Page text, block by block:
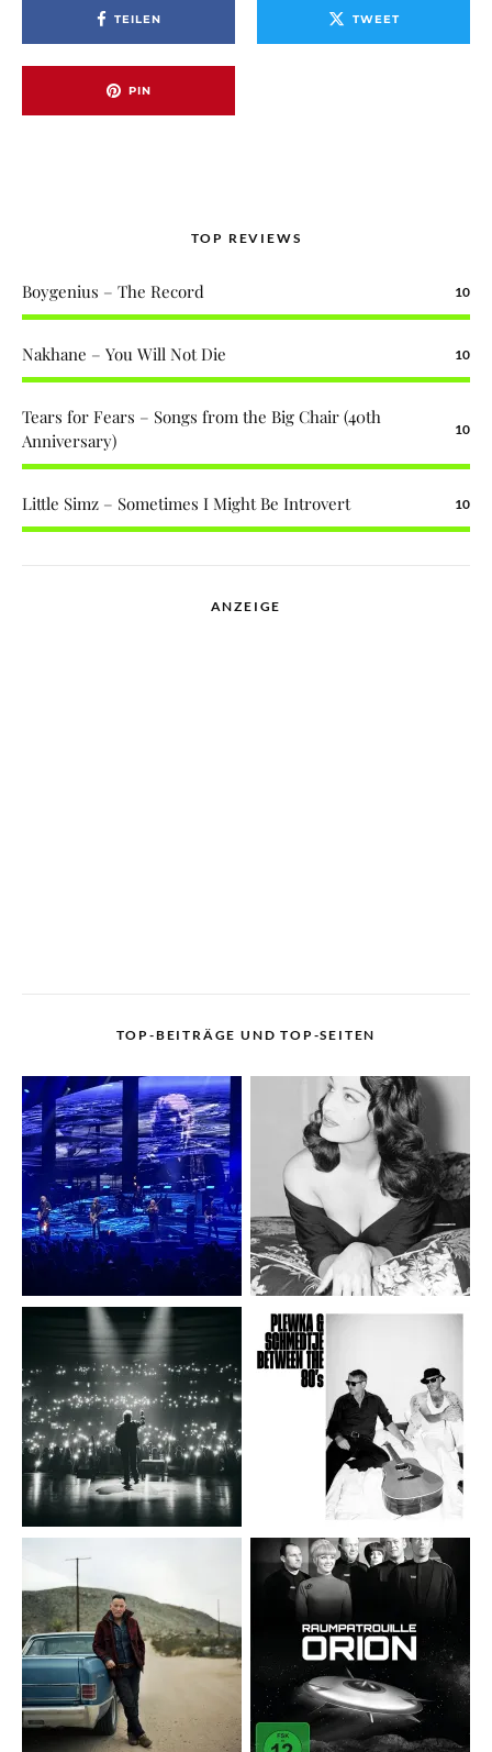
TEILEN TWEET
PIN
TOP REVIEWS
Boygenius – The Record 10
Nakhane – You Will Not Die 10
Tears for Fears – Songs from the Big Chair (40th
Anniversary)
10
Little Simz – Sometimes I Might Be Introvert 10
ANZEIGE
TOP-BEITRÄGE UND TOP-SEITEN